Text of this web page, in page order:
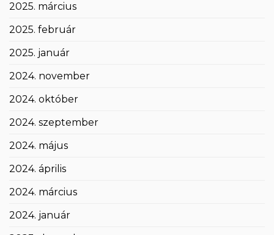
2025. március
2025. február
2025. január
2024. november
2024. október
2024. szeptember
2024. május
2024. április
2024. március
2024. január